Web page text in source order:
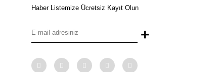
Haber Listemize Ücretsiz Kayıt Olun
+